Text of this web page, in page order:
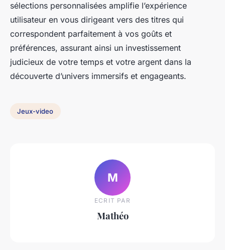
sélections personnalisées amplifie l’expérience
utilisateur en vous dirigeant vers des titres qui
correspondent parfaitement à vos goûts et
préférences, assurant ainsi un investissement
judicieux de votre temps et votre argent dans la
découverte d’univers immersifs et engageants.
Jeux-video
M
ECRIT PAR
Mathéo